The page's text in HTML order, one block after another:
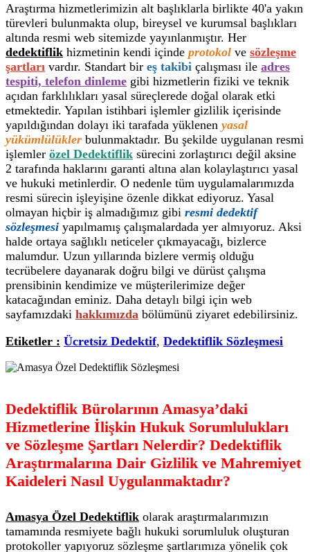
Araştırma hizmetlerimizin alt başlıklarla birlikte 40'a yakın
türevleri bulunmakta olup, bireysel ve kurumsal başlıkları
altında resmi web sitemizde yayınlanmıştır. Her
dedektiflik hizmetinin kendi içinde protokol ve sözleşme
şartları vardır. Standart bir eş takibi çalışması ile adres
tespiti, telefon dinleme gibi hizmetlerin fiziki ve teknik
açıdan farklılıkları yasal süreçlerede doğal olarak etki
etmektedir. Yapılan istihbari işlemler gizlilik içerisinde
yapıldığından dolayı iki tarafada yüklenen yasal
yükümlülükler bulunmaktadır. Bu şekilde uygulanan resmi
işlemler özel Dedektiflik sürecini zorlaştırıcı değil aksine
2 tarafında haklarını garanti altına alan kolaylaştırıcı yasal
ve hukuki metinlerdir. O nedenle tüm uygulamalarımızda
resmi sürecin işleyişine özenle dikkat ediyoruz. Yasal
olmayan hiçbir iş almadığımız gibi resmi dedektif
sözleşmesi yapılmamış çalışmalardada yer almıyoruz. Aksi
halde ortaya sağlıklı neticeler çıkmayacağı, bizlerce
malumdur. Uzun yıllarında bizlere vermiş olduğu
tecrübelere dayanarak doğru bilgi ve dürüst çalışma
prensibinin kendimize ve müşterilerimize değer
katacağından eminiz. Daha detaylı bilgi için web
sayfamızdaki hakkımızda bölümünü ziyaret edebilirsiniz.
Etiketler : Ücretsiz Dedektif, Dedektiflik Sözleşmesi
Dedektiflik Bürolarının Amasya’daki
Hizmetlerine İlişkin Hukuk Sorumlulukları
ve Sözleşme Şartları Nelerdir? Dedektiflik
Araştırmalarına Dair Gizlilik ve Mahremiyet
Kaideleri Nasıl Uygulanmaktadır?
Amasya Özel Dedektiflik olarak araştırmalarımızın
tamamında resmiyete bağlı hukuki sorumluluk oluşturan
protokoller yapıyoruz sözleşme şartlarımıza yönelik çok